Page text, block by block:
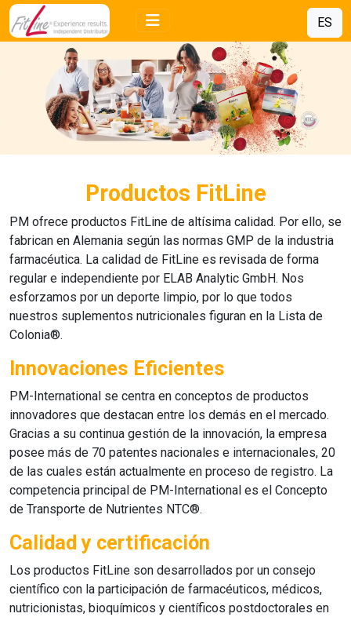
ES
Productos FitLine
PM ofrece productos FitLine de altísima calidad. Por ello, se
fabrican en Alemania según las normas GMP de la industria
farmacéutica. La calidad de FitLine es revisada de forma
regular e independiente por ELAB Analytic GmbH. Nos
esforzamos por un deporte limpio, por lo que todos
nuestros suplementos nutricionales figuran en la Lista de
Colonia®.
Innovaciones Eficientes
PM-International se centra en conceptos de productos
innovadores que destacan entre los demás en el mercado.
Gracias a su continua gestión de la innovación, la empresa
posee más de 70 patentes nacionales e internacionales, 20
de las cuales están actualmente en proceso de registro. La
competencia principal de PM-International es el Concepto
de Transporte de Nutrientes NTC®.
Calidad y certificación
Los productos FitLine son desarrollados por un consejo
científico con la participación de farmacéuticos, médicos,
nutricionistas, bioquímicos y científicos postdoctorales en